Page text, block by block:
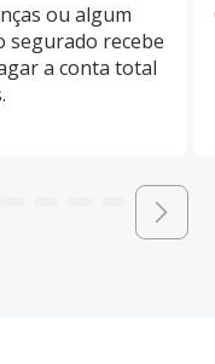
ou algum
segurado recebe
a conta total